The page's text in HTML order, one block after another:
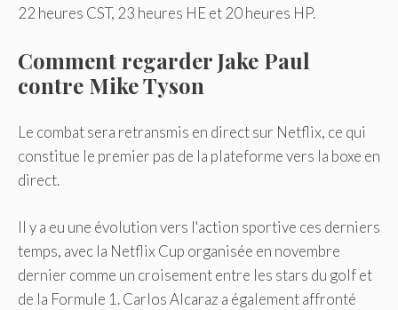
22 heures CST, 23 heures HE et 20 heures HP.
Comment regarder Jake Paul
contre Mike Tyson
Le combat sera retransmis en direct sur Netflix, ce qui
constitue le premier pas de la plateforme vers la boxe en
direct.
Il y a eu une évolution vers l'action sportive ces derniers
temps, avec la Netflix Cup organisée en novembre
dernier comme un croisement entre les stars du golf et
de la Formule 1. Carlos Alcaraz a également affronté